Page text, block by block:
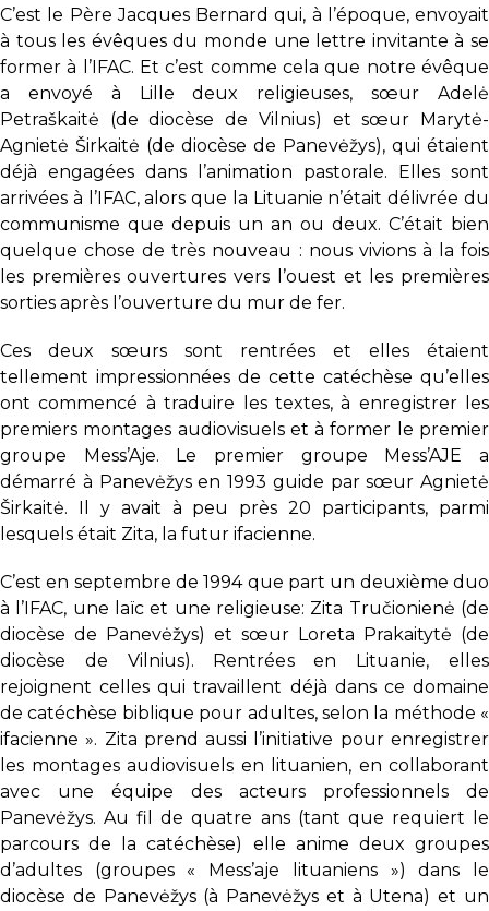
C’est le Père Jacques Bernard qui, à l’époque, envoyait
à tous les évêques du monde une lettre invitante à se
former à l’IFAC. Et c’est comme cela que notre évêque
a envoyé à Lille deux religieuses, sœur Adelė
Petraškaitė (de diocèse de Vilnius) et sœur Marytė-
Agnietė Širkaitė (de diocèse de Panevėžys), qui étaient
déjà engagées dans l’animation pastorale. Elles sont
arrivées à l’IFAC, alors que la Lituanie n’était délivrée du
communisme que depuis un an ou deux. C’était bien
quelque chose de très nouveau : nous vivions à la fois
les premières ouvertures vers l’ouest et les premières
sorties après l’ouverture du mur de fer.
Ces deux sœurs sont rentrées et elles étaient
tellement impressionnées de cette catéchèse qu’elles
ont commencé à traduire les textes, à enregistrer les
premiers montages audiovisuels et à former le premier
groupe Mess’Aje. Le premier groupe Mess’AJE a
démarré à Panevėžys en 1993 guide par sœur Agnietė
Širkaitė. Il y avait à peu près 20 participants, parmi
lesquels était Zita, la futur ifacienne.
C’est en septembre de 1994 que part un deuxième duo
à l’IFAC, une laïc et une religieuse: Zita Tručionienė (de
diocèse de Panevėžys) et sœur Loreta Prakaitytė (de
diocèse de Vilnius). Rentrées en Lituanie, elles
rejoignent celles qui travaillent déjà dans ce domaine
de catéchèse biblique pour adultes, selon la méthode «
ifacienne ». Zita prend aussi l’initiative pour enregistrer
les montages audiovisuels en lituanien, en collaborant
avec une équipe des acteurs professionnels de
Panevėžys. Au fil de quatre ans (tant que requiert le
parcours de la catéchèse) elle anime deux groupes
d’adultes (groupes « Mess’aje lituaniens ») dans le
diocèse de Panevėžys (à Panevėžys et à Utena) et un